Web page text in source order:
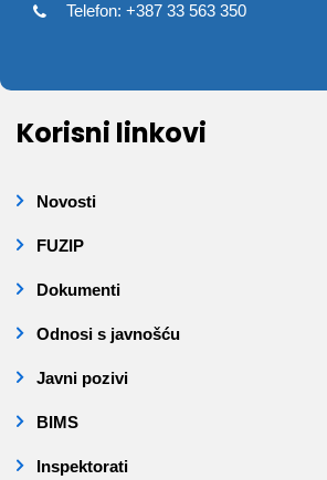
Telefon: +387 33 563 350
Korisni linkovi
Novosti
FUZIP
Dokumenti
Odnosi s javnošću
Javni pozivi
BIMS
Inspektorati